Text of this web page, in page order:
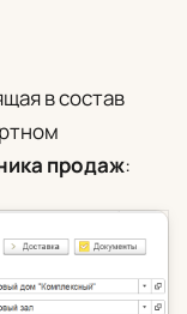
в состав
продаж: